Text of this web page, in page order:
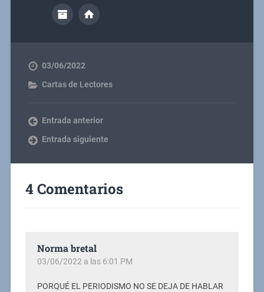
03/06/2022
Cartas de Lectores
Entrada anterior
Entrada siguiente
4 Comentarios
Norma bretal
03/06/2022 a las 6:01 PM
PORQUÉ EL PERIODISMO NO SE DEJA DE HABLAR